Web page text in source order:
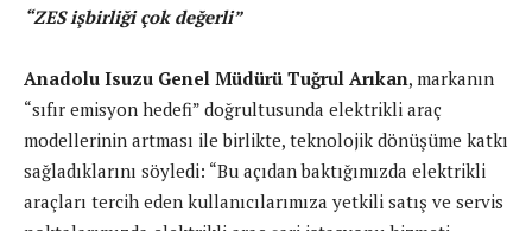
“ZES işbirliği çok değerli”
Anadolu Isuzu Genel Müdürü Tuğrul Arıkan, markanın
“sıfır emisyon hedefi” doğrultusunda elektrikli araç
modellerinin artması ile birlikte, teknolojik dönüşüme katkı
sağladıklarını söyledi: “Bu açıdan baktığımızda elektrikli
araçları tercih eden kullanıcılarımıza yetkili satış ve servis